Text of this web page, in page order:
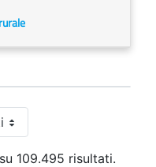
109.495 risultati.